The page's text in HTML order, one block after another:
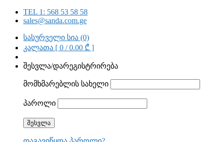
TEL 1: 568 53 58 58
sales@sanda.com.ge
სასურველი სია (0)
კალათა [ 0 /0.00 ₾ ]
შესვლა/დარეგისტრირება
მომხმარებლის სახელი
პაროლი